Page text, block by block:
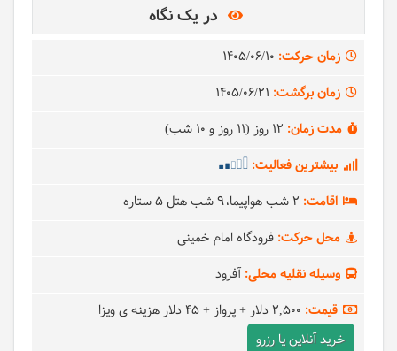
در یک نگاه
زمان حرکت: 1405/06/10
زمان برگشت: 1405/06/21
مدت زمان: 12 روز (11 روز و 10 شب)
بیشترین فعالیت:
اقامت: 2 شب هواپیما
9 شب هتل 5 ستاره
محل حرکت: فرودگاه امام خمینی
وسیله نقلیه محلی: آفرود
قیمت: 2,500 دلار
+ پرواز + 45 دلار هزینه ی ویزا
خرید آنلاین یا رزرو